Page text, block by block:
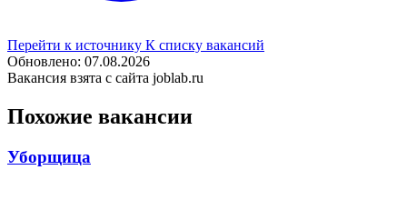
Перейти к источнику К списку вакансий
Обновлено: 07.08.2026
Вакансия взята с сайта joblab.ru
Похожие вакансии
Уборщица